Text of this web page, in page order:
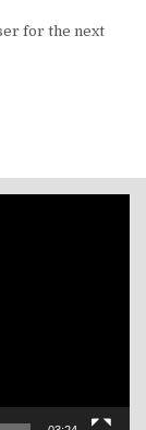
for the next